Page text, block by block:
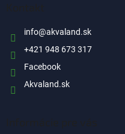
info@akvaland.sk
+421 948 673 317
Facebook
Akvaland.sk